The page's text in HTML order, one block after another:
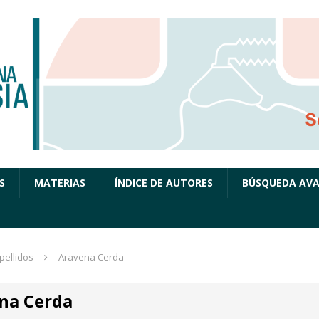
MATERIAS ÍNDICE DE AUTORES BÚSQUEDA
Aravena Cerda
Cerda